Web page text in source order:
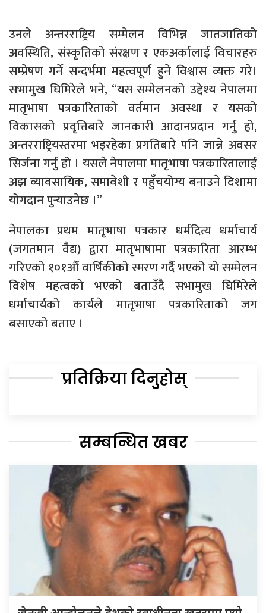
उनले अन्तरराष्ट्रिय सम्मेलन विभिन्न जातजातिको
अवस्थिति, संस्कृतिको संरक्षण र एकअर्कालाई विचारहरु
सम्प्रेषण गर्ने सन्दर्भमा महत्वपूर्ण हुने विश्वास व्यक्त गरे।
सभामुख घिमिरेले भने, “यस सम्मेलनको उद्देश्य नेपालमा
मातृभाषा पत्रकारिताको वर्तमान अवस्था र यसको
विकासको प्रवृत्तिबारे जानकारी आदानप्रदान गर्नु हो,
अन्तरराष्ट्रियस्तरमा भइरहेका प्रगतिबारे पनि जान्ने अवसर
सिर्जना गर्नु हो । यसले नेपालमा मातृभाषा पत्रकारितालाई
अझ व्यावसायिक, समावेशी र पहुँचयोग्य बनाउने दिशामा
योगदान पुर्‍याउनेछ ।”
नेपालका प्रथम मातृभाषा पत्रकार धर्मदित्य धर्माचार्य
(जगतमान वैद्य) द्वारा मातृभाषामा पत्रकारिता आरम्भ
गरिएको १०१औँ वार्षिकीको स्मरण गर्दै भएको यो सम्मेलन
विशेष महत्वको भएको बताउँदै सभामुख घिमिरेले
धर्माचार्यको कार्यले मातृभाषा पत्रकारिताको जग
बसाएको बताए ।
प्रतिक्रिया दिनुहोस्
सम्बन्धित खबर